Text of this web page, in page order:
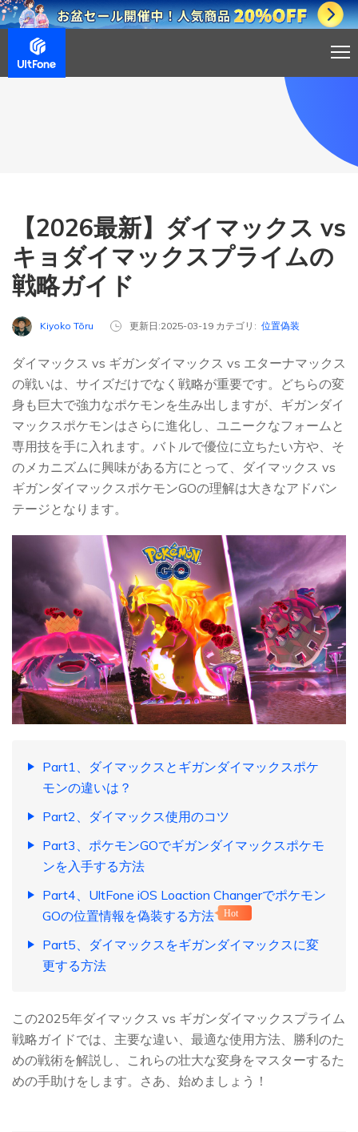
【2026最新】ダイマックス vs
キョダイマックスプライムの
戦略ガイド
Kiyoko Tōru 更新日:2025-03-19 カテゴリ: 位置偽装
ダイマックス vs ギガンダイマックス vs エターナマックス
の戦いは、サイズだけでなく戦略が重要です。どちらの変
身も巨大で強力なポケモンを生み出しますが、ギガンダイ
マックスポケモンはさらに進化し、ユニークなフォームと
専用技を手に入れます。バトルで優位に立ちたい方や、そ
のメカニズムに興味がある方にとって、ダイマックス vs
ギガンダイマックスポケモンGOの理解は大きなアドバン
テージとなります。
Part1、ダイマックスとギガンダイマックスポケ
モンの違いは？
Part2、ダイマックス使用のコツ
Part3、ポケモンGOでギガンダイマックスポケモ
ンを入手する方法
Part4、UltFone iOS Loaction Changerでポケモン
GOの位置情報を偽装する方法
Hot
Part5、ダイマックスをギガンダイマックスに変
更する方法
この2025年ダイマックス vs ギガンダイマックスプライム
戦略ガイドでは、主要な違い、最適な使用方法、勝利のた
めの戦術を解説し、これらの壮大な変身をマスターするた
めの手助けをします。さあ、始めましょう！